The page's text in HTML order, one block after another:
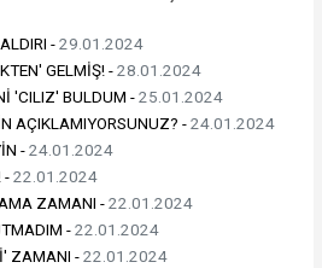
-29.01.2024
GELMİŞ! -28.01.2024
'CILIZ' BULDUM -25.01.2024
AÇIKLAMIYORSUNUZ? -24.01.2024
-24.01.2024
-22.01.2024
ZAMANI -22.01.2024
-22.01.2024
ZAMANI -22.01.2024